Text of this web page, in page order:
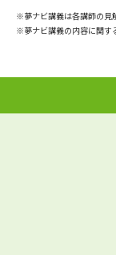
Ｑ＆Ａ よくあるご質問
テレメール
※夢ナビ講義は各講師の見
※夢ナビ講義の内容に関す